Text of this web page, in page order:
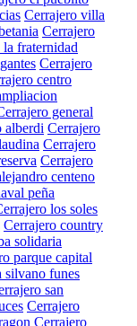
Cerrajero villa
Cerrajero
la fraternidad
Cerrajero
centro
general
alberdi Cerrajero
Cerrajero
Cerrajero
centeno
peña
los soles
Cerrajero country
solidaria
parque capital
silvano funes
san
Cerrajero
Cerrajero